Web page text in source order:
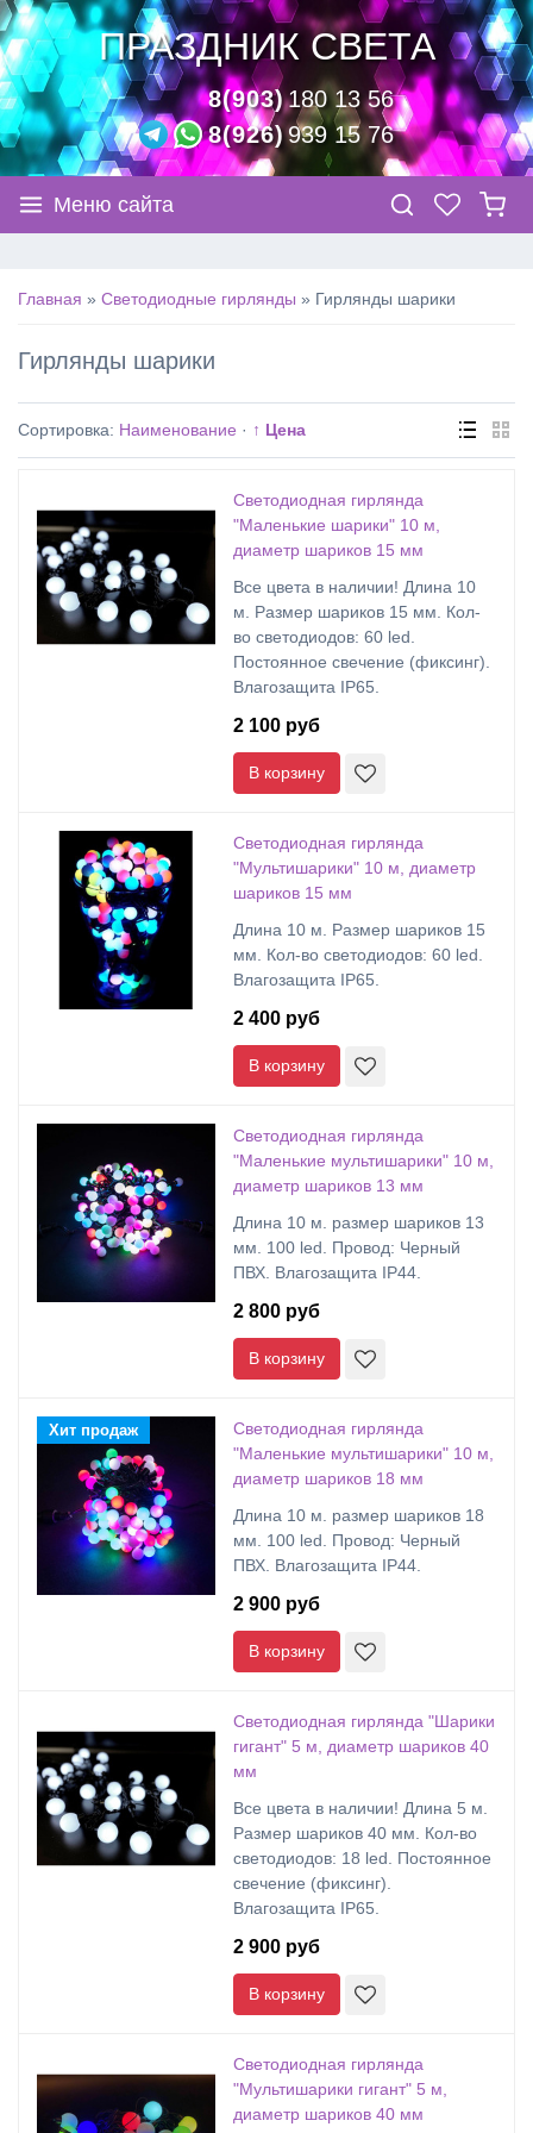
ПРАЗДНИК СВЕТА
8(903)180 13 56
8(926)939 15 76
Меню сайта
Главная » Светодиодные гирлянды » Гирлянды шарики
Гирлянды шарики
Сортировка: Наименование · ↑ Цена
Светодиодная гирлянда
"Маленькие шарики" 10 м,
диаметр шариков 15 мм
Все цвета в наличии! Длина 10
м. Размер шариков 15 мм. Кол-
во светодиодов: 60 led.
Постоянное свечение (фиксинг).
Влагозащита IP65.
2 100 руб
В корзину
Светодиодная гирлянда
"Мультишарики" 10 м, диаметр
шариков 15 мм
Длина 10 м. Размер шариков 15
мм. Кол-во светодиодов: 60 led.
Влагозащита IP65.
2 400 руб
В корзину
Светодиодная гирлянда
"Маленькие мультишарики" 10 м,
диаметр шариков 13 мм
Длина 10 м. размер шариков 13
мм. 100 led. Провод: Черный
ПВХ. Влагозащита IP44.
2 800 руб
В корзину
Хит продаж
Светодиодная гирлянда
"Маленькие мультишарики" 10 м,
диаметр шариков 18 мм
Длина 10 м. размер шариков 18
мм. 100 led. Провод: Черный
ПВХ. Влагозащита IP44.
2 900 руб
В корзину
Светодиодная гирлянда "Шарики
гигант" 5 м, диаметр шариков 40
мм
Все цвета в наличии! Длина 5 м.
Размер шариков 40 мм. Кол-во
светодиодов: 18 led. Постоянное
свечение (фиксинг).
Влагозащита IP65.
2 900 руб
В корзину
Светодиодная гирлянда
"Мультишарики гигант" 5 м,
диаметр шариков 40 мм